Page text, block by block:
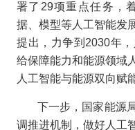
署了29项重点任务，
据、模型等人工智能发
提出，力争到2030年
给保障能力和能源领域
人工智能与能源双向赋
下一步，国家能源
调推进机制，做好人工